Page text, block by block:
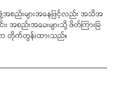
အစည်းများအနေဖြင့်လည်း အသိအ
အစည်းအဝေးများသို့ ဖိတ်ကြားခြ
က တိုက်တွန်းထားသည်။